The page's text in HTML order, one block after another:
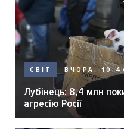
СВІТ ВЧОРА,
Лубінець: 8,4 млн
агресію Росії